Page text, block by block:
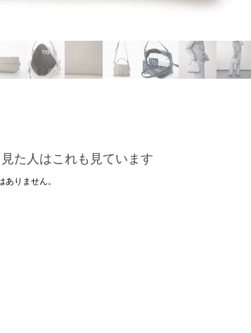
た人はこれも見ています
りません。